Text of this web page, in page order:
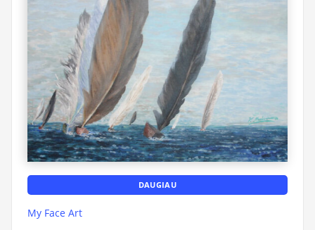
DAUGIAU
My Face Art